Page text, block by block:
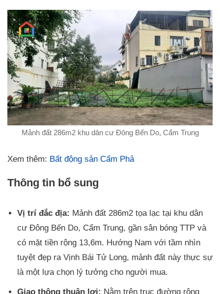
Mảnh đất 286m2 khu dân cư Đông Bến Do, Cẩm Trung
Xem thêm: Bất động sản Cẩm Phả
Thông tin bổ sung
Vị trí đắc địa: Mảnh đất 286m2 tọa lạc tại khu dân
cư Đông Bến Do, Cẩm Trung, gần sân bóng TTP và
có mặt tiền rộng 13,6m. Hướng Nam với tầm nhìn
tuyệt đẹp ra Vịnh Bái Tử Long, mảnh đất này thực sự
là một lựa chọn lý tưởng cho người mua.
Giao thông thuận lợi: Nằm trên trục đường rộng